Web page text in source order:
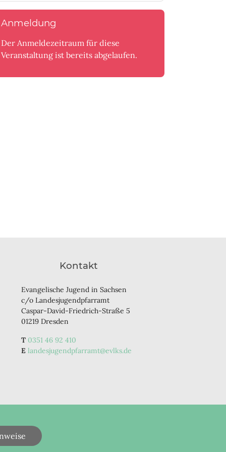
Anmeldung
Der Anmeldezeitraum für diese
Veranstaltung ist bereits abgelaufen.
Kontakt
Evangelische Jugend in Sachsen
c/o Landesjugendpfarramt
Caspar-David-Friedrich-Straße 5
01219 Dresden
0351 46 92 410
landesjugendpfarramt@evlks.de